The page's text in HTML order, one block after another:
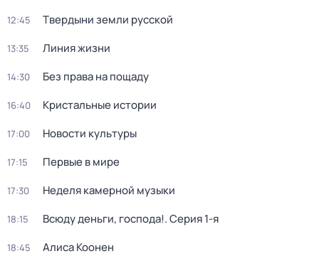
12:45 Твердыни земли русской
13:35 Линия жизни
14:30 Без права на пощаду
16:40 Кристальные истории
17:00 Новости культуры
17:15 Первые в мире
17:30 Неделя камерной музыки
18:15 Всюду деньги, господа!. Серия 1-я
18:45 Алиса Коонен